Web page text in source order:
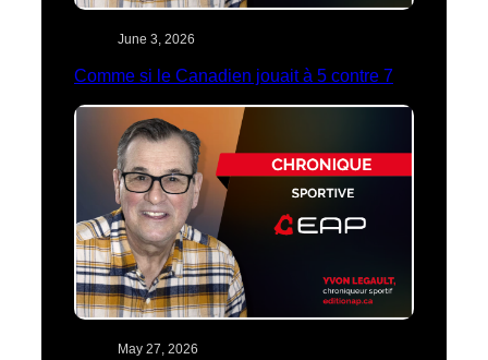
June 3, 2026
Comme si le Canadien jouait à 5 contre 7
May 27, 2026